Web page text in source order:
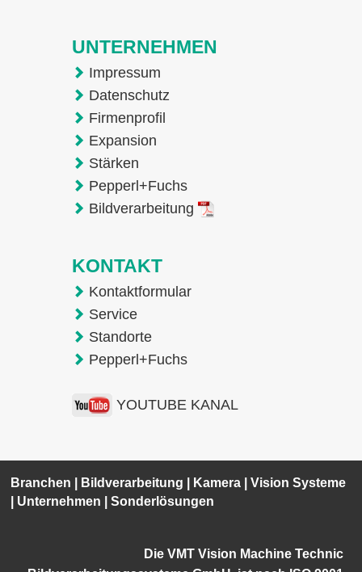
UNTERNEHMEN
Impressum
Datenschutz
Firmenprofil
Expansion
Stärken
Pepperl+Fuchs
Bildverarbeitung
KONTAKT
Kontaktformular
Service
Standorte
Pepperl+Fuchs
YOUTUBE KANAL
Branchen Bildverarbeitung Kamera |Vision Systeme
Unternehmen |Sonderlösungen
Die VMT Vision Machine Technic